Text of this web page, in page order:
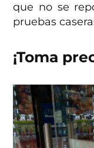
que no se
pruebas
¡Toma